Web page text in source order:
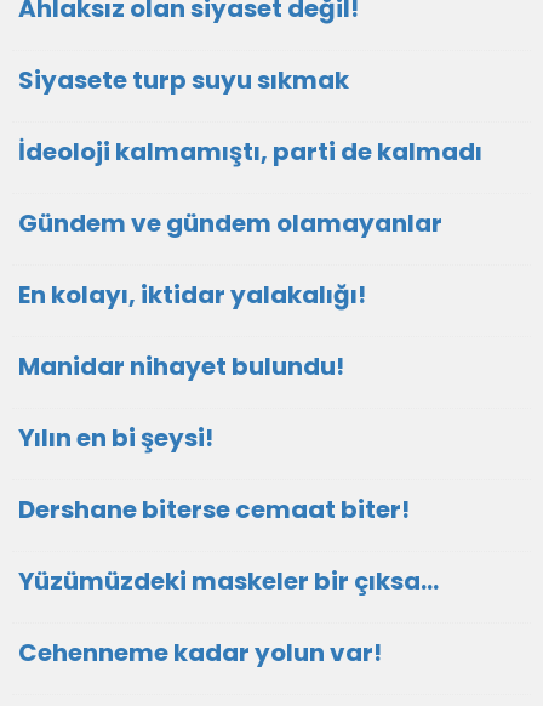
Ahlaksız olan siyaset değil!
Siyasete turp suyu sıkmak
İdeoloji kalmamıştı, parti de kalmadı
Gündem ve gündem olamayanlar
En kolayı, iktidar yalakalığı!
Manidar nihayet bulundu!
Yılın en bi şeysi!
Dershane biterse cemaat biter!
Yüzümüzdeki maskeler bir çıksa…
Cehenneme kadar yolun var!